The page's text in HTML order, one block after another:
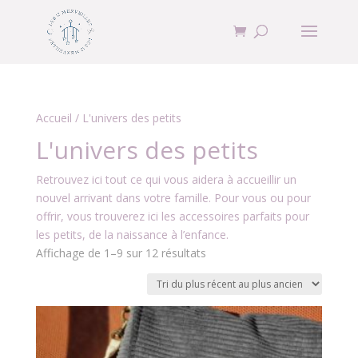
Accueil / L'univers des petits
L'univers des petits
Retrouvez ici tout ce qui vous aidera à accueillir un
nouvel arrivant dans votre famille. Pour vous ou pour
offrir, vous trouverez ici les accessoires parfaits pour
les petits, de la naissance à l’enfance.
Affichage de 1–9 sur 12 résultatsTrié
plus
récent
au
plus